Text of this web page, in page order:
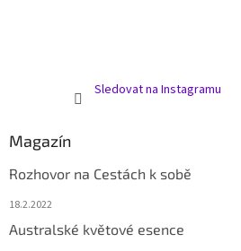
Sledovat na Instagramu
Magazín
Rozhovor na Cestách k sobě
18.2.2022
Australské květové esence